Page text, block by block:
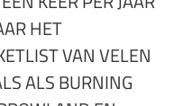
HET
VAN VELEN
ALS BURNING